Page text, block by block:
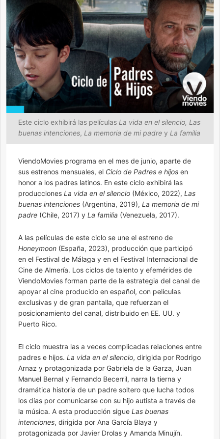
Este ciclo exhibirá las películas La vida en el silencio, Las
buenas intenciones, La memoria de mi padre y La familia
ViendoMovies programa en el mes de junio, aparte de
sus estrenos mensuales, el Ciclo de Padres e hijos en
honor a los padres latinos. En este ciclo exhibirá las
producciones La vida en el silencio (México, 2022), Las
buenas intenciones (Argentina, 2019), La memoria de mi
padre (Chile, 2017) y La familia (Venezuela, 2017).
A las películas de este ciclo se une el estreno de
Honeymoon (España, 2023), producción que participó
en el Festival de Málaga y en el Festival Internacional de
Cine de Almería. Los ciclos de talento y efemérides de
ViendoMovies forman parte de la estrategia del canal de
apoyar al cine producido en español, con películas
exclusivas y de gran pantalla, que refuerzan el
posicionamiento del canal, distribuido en EE. UU. y
Puerto Rico.
El ciclo muestra las a veces complicadas relaciones entre
padres e hijos. La vida en el silencio, dirigida por Rodrigo
Arnaz y protagonizada por Gabriela de la Garza, Juan
Manuel Bernal y Fernando Becerril, narra la tierna y
dramática historia de un padre soltero que lucha todos
los días por comunicarse con su hijo autista a través de
la música. A esta producción sigue Las buenas
intenciones, dirigida por Ana García Blaya y
protagonizada por Javier Drolas y Amanda Minujín.